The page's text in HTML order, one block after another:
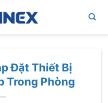
Đặt Thiết Bị
Trong Phòng